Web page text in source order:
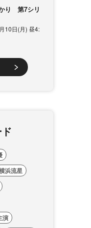
り 第7シリ
10日(月) 昼4:
浜流星
演